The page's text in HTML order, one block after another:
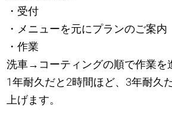
・受付
・メニューを元にプランのご案内
・作業
洗車→コーティングの順で作業を
1年耐久だと2時間ほど、3年耐久
上げます。